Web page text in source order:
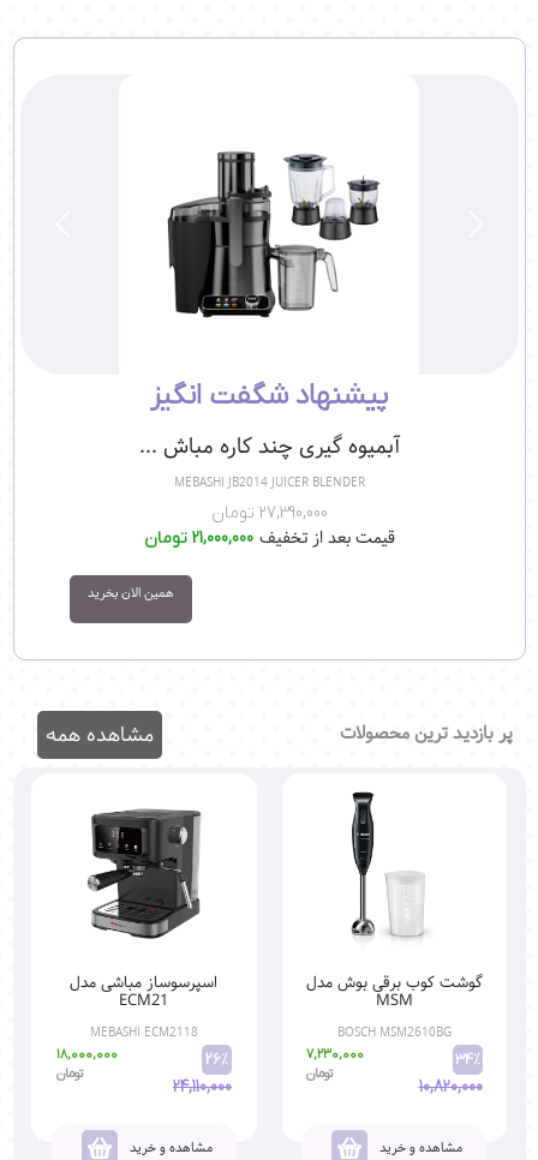
پیشنهاد شگفت انگیز
آبمیوه گیری چند کاره مباش ...
MEBASHI JB2014 JUICER BLENDER
27,390,000 تومان
قیمت بعد از تخفیف 21,000,000 تومان
همین الان بخرید
پر بازدید ترین محصولات مشاهده همه
گوشت کوب برقی بوش مدل
MSM
BOSCH MSM2610BG
34%
10,820,000
7,230,000
تومان
مشاهده و خرید
اسپرسوساز مباشی مدل
ECM21
MEBASHI ECM2118
26%
24,110,000
18,000,000
تومان
مشاهده و خرید